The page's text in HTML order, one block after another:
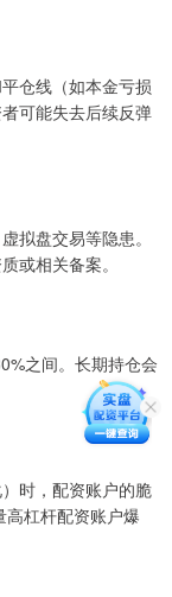
仓线（如本金亏损
可能失去后续反弹
拟盘交易等隐患。
或相关备案。
之间。长期持仓会
时，配资账户的脆
杠杆配资账户爆